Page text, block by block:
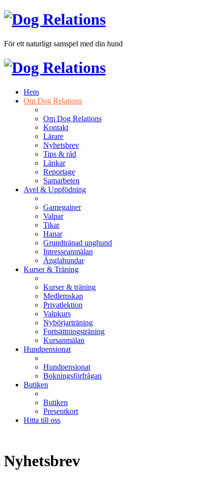
För ett naturligt samspel med din hund
Hem
Om Dog Relations
Om Dog Relations
Kontakt
Lärare
Nyhetsbrev
Tips & råd
Länkar
Reportage
Samarbeten
Avel & Uppfödning
Gamegainer
Valpar
Tikar
Hanar
Grundtränad unghund
Intresseanmälan
Änglahundar
Kurser & Träning
Kurser & träning
Medlemskap
Privatlektion
Valpkurs
Nybörjarträning
Fortsättningsträning
Kursanmälan
Hundpensionat
Hundpensionat
Bokningsförfrågan
Butiken
Butiken
Presentkort
Hitta till oss
Nyhetsbrev